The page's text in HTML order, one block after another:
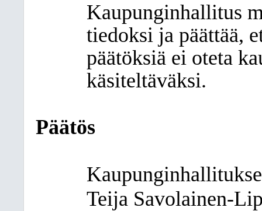
Kaupunginhallitus
tiedoksi ja päättää,
päätöksiä ei oteta
käsiteltäväksi.
Päätös
Teija Savolainen-